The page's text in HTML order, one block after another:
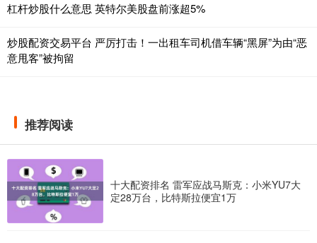
杠杆炒股什么意思 英特尔美股盘前涨超5%
炒股配资交易平台 严厉打击！一出租车司机借车辆“黑屏”为由“恶
意甩客”被拘留
推荐阅读
十大配资排名 雷军应战马斯克：小米YU7大
定28万台，比特斯拉便宜1万